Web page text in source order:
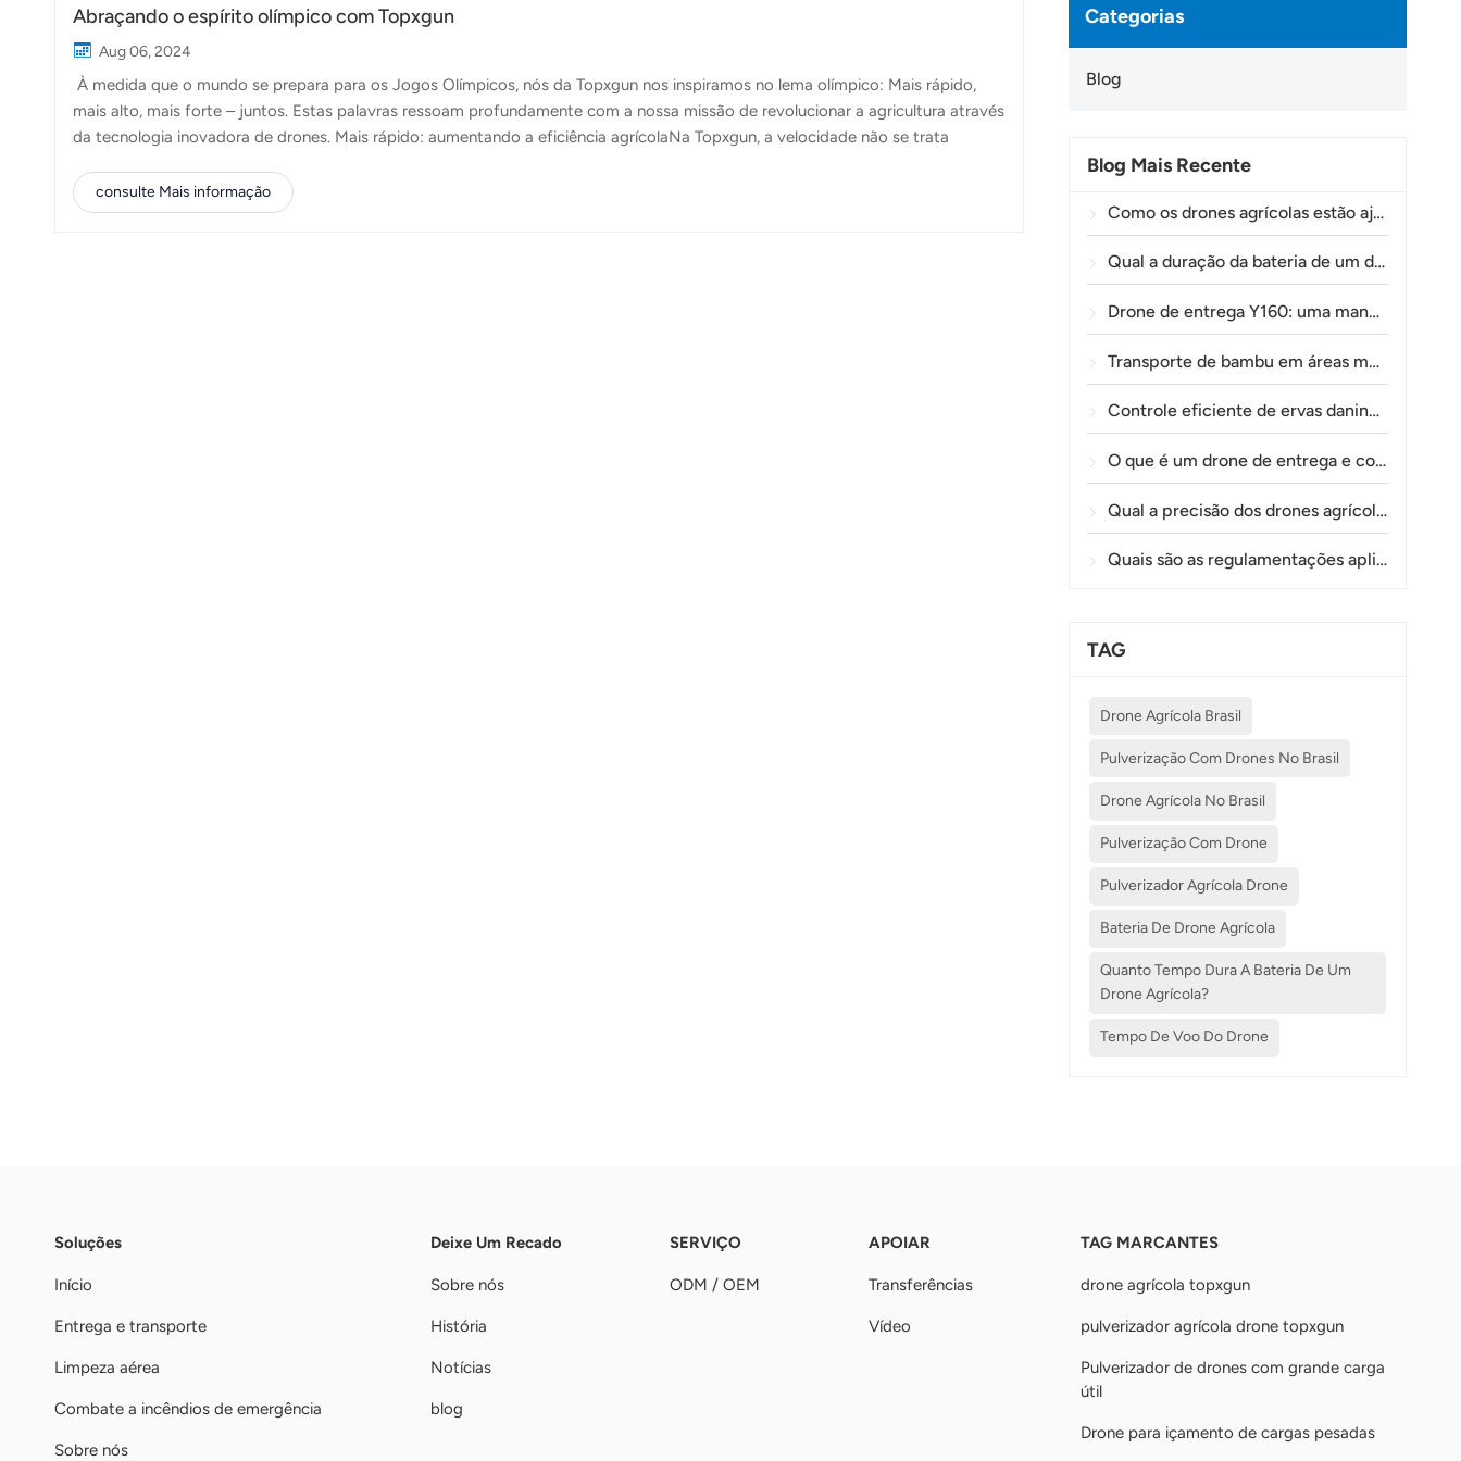
Categorias
Blog
Blog Mais Recente
Como os drones agrícolas estão ajudando os agricultores brasileiros a aprimorar as operações de pulverização de lavouras.
Qual a duração da bateria de um drone agrícola?
Drone de entrega Y160: uma maneira mais segura e eficiente de transportar materiais para torres de energia em terrenos montanhosos.
Transporte de bambu em áreas montanhosas: como a TOLXGUN Y160 abre uma nova rota da floresta ao ponto de coleta.
Controle eficiente de ervas daninhas pré-emergentes em trigo com o drone agrícola A80
O que é um drone de entrega e como funciona a entrega por drone?
Qual a precisão dos drones agrícolas na pulverização e monitoramento de plantações?
Quais são as regulamentações aplicáveis ​​ao uso de drones na agricultura em diferentes países?
TAG
Drone Agrícola Brasil
Pulverização Com Drones No Brasil
Drone Agrícola No Brasil
Pulverização Com Drone
Pulverizador Agrícola Drone
Bateria De Drone Agrícola
Quanto Tempo Dura A Bateria De Um
Drone Agrícola?
Tempo De Voo Do Drone
Abraçando o espírito olímpico com Topxgun
Aug 06, 2024
À medida que o mundo se prepara para os Jogos Olímpicos, nós da Topxgun nos inspiramos no lema olímpico: Mais rápido,
mais alto, mais forte – juntos. Estas palavras ressoam profundamente com a nossa missão de revolucionar a agricultura através
da tecnologia inovadora de drones. Mais rápido: aumentando a eficiência agrícolaNa Topxgun, a velocidade não se trata
Nosso Drone agrícola FP600 foi projetado para reduzir significativamente o tempo necessário para tarefas essenciais, como
pulverização de pesticidas e monitoramento de culturas. Este aumento na velocidade operacional se traduz diretamente em
consulte Mais informação
Soluções
Início
Entrega e transporte
Limpeza aérea
Combate a incêndios de emergência
Sobre nós
Deixe Um Recado
Sobre nós
História
Notícias
blog
SERVIÇO
ODM / OEM
APOIAR
Transferências
Vídeo
TAG MARCANTES
drone agrícola topxgun
pulverizador agrícola drone topxgun
Pulverizador de drones com grande carga
útil
Drone para içamento de cargas pesadas